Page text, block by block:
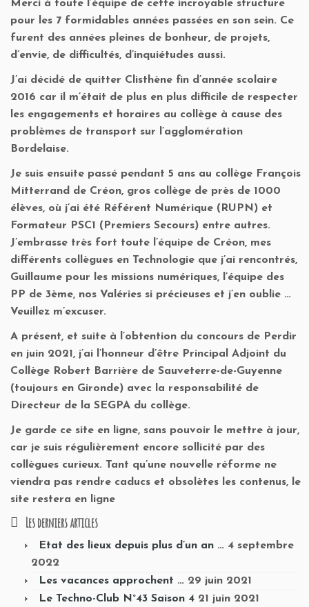
Merci à toute l’équipe de cette incroyable structure
pour les 7 formidables années passées en son sein. Ce
furent des années pleines de bonheur, de projets,
d’envie, de difficultés, d’inquiétudes aussi.
J’ai décidé de quitter Clisthène fin d’année scolaire
2016 car il m’était de plus en plus difficile de respecter
les engagements et horaires au collège à cause des
problèmes de transport sur l’agglomération
Bordelaise.
Je suis ensuite passé pendant 5 ans au collège François
Mitterrand de Créon, gros collège de près de 1000
élèves, où j’ai été Référent Numérique (RUPN) et
Formateur PSC1 (Premiers Secours) entre autres.
J’embrasse très fort toute l’équipe de Créon, mes
différents collègues en Technologie que j’ai rencontrés,
Guillaume pour les missions numériques, l’équipe des
PP de 3ème, nos Valéries si précieuses et j’en oublie …
Veuillez m’excuser.
A présent, et suite à l’obtention du concours de Perdir
en juin 2021, j’ai l’honneur d’être Principal Adjoint du
Collège Robert Barrière de Sauveterre-de-Guyenne
(toujours en Gironde) avec la responsabilité de
Directeur de la SEGPA du collège.
Je garde ce site en ligne, sans pouvoir le mettre à jour,
car je suis régulièrement encore sollicité par des
collègues curieux. Tant qu’une nouvelle réforme ne
viendra pas rendre caducs et obsolètes les contenus, le
site restera en ligne
Les derniers articles
Etat des lieux depuis plus d’un an … 4 septembre
2022
Les vacances approchent … 29 juin 2021
Le Techno-Club N°43 Saison 4 21 juin 2021